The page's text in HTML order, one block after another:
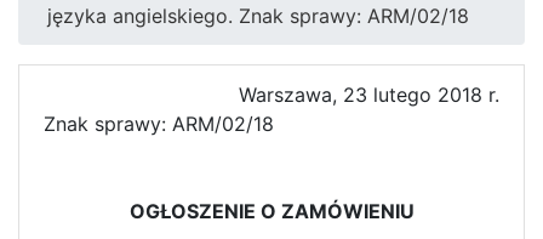
języka angielskiego. Znak sprawy: ARM/02/18
Warszawa, 23 lutego 2018 r.
Znak sprawy: ARM/02/18
OGŁOSZENIE O ZAMÓWIENIU